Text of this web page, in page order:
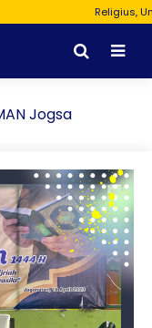
Religius,
Jogsa